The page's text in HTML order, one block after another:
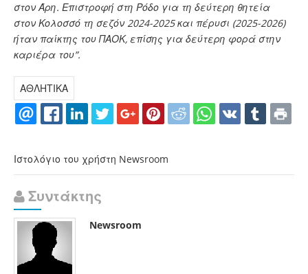
στον Άρη. Επιστροφή στη Ρόδο για τη δεύτερη θητεία
στον Κολοσσό τη σεζόν 2024-2025 και πέρυσι (2025-2026)
ήταν παίκτης του ΠΑΟΚ, επίσης για δεύτερη φορά στην
καριέρα του”.
ΑΘΛΗΤΙΚΑ
Ιστολόγιο του χρήστη Newsroom
Συντάκτης
Newsroom